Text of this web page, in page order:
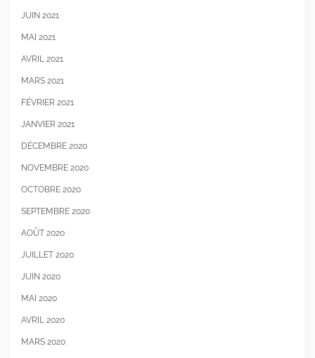
JUIN 2021
MAI 2021
AVRIL 2021
MARS 2021
FÉVRIER 2021
JANVIER 2021
DÉCEMBRE 2020
NOVEMBRE 2020
OCTOBRE 2020
SEPTEMBRE 2020
AOÛT 2020
JUILLET 2020
JUIN 2020
MAI 2020
AVRIL 2020
MARS 2020